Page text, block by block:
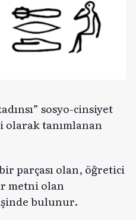
sosyo-cinsiyet
tanımlanan
parçası olan, öğretici
metni olan
bulunur.